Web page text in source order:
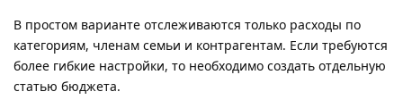
В простом варианте отслеживаются только расходы по
категориям, членам семьи и контрагентам. Если требуются
более гибкие настройки, то необходимо создать отдельную
статью бюджета.